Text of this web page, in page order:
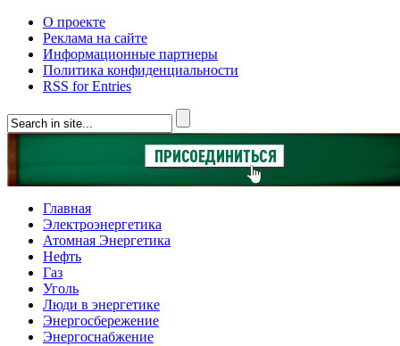
О проекте
Реклама на сайте
Информационные партнеры
Политика конфиденциальности
RSS for Entries
Главная
Электроэнергетика
Атомная Энергетика
Нефть
Газ
Уголь
Люди в энергетике
Энергосбережение
Энергоснабжение